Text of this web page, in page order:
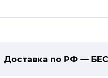
Доставка по РФ —